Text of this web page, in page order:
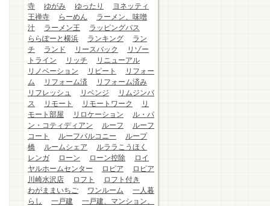
寺
ゆがみ ゆったり
ヨネッティ
王禅寺
らーめん
ラーメン、味噌
汁
ラーメン王
ラッピングバス
ららぽーと横浜
ランキング
ラン
チ
ランド リースバック
リゾー
トライン
リッチ
リニューアル
リノベーション
リピート
リフォー
ム
リフォーム済
リフォーム済み
リフレッシュ
リベンジ
リムジンバ
ス
リモート リモートワーク
リ
モート部屋
リロケーション
ル・パ
ン・コティディアン
ルーフ
ルーフ
コート
ルーフバルコニー
ループ
橋
ルームシェア
ルララこうほく
レンガ
ローン ローン控除
ロイ
ヤルホームセンター
ロピア
ロピア
川崎水沢店
ロフト
ロフト付き
わがままいちご
ワンルーム
一人暮
らし
一戸建
一戸建、マンション、